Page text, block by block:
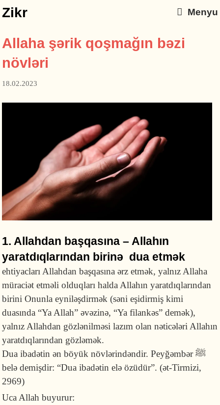
Zikr Menyu
Allaha şərik qoşmağın bəzi
növləri
18.02.2023
1. Allahdan başqasına – Allahın
yaratdıqlarından birinə dua etmək
ehtiyacları Allahdan başqasına ərz etmək, yalnız Allaha
müraciət etməli olduqları halda Allahın yaratdıqlarından
birini Onunla eyniləşdirmək (səni eşidirmiş kimi
duasında “Ya Allah” əvəzinə, “Ya filankəs” demək),
yalnız Allahdan gözlənilməsi lazım olan nəticələri Allahın
yaratdıqlarından gözləmək.
Dua ibadətin ən böyük növlərindəndir. Peyğəmbər ﷺ
belə demişdir: “Dua ibadətin elə özüdür”. (ət-Tirmizi,
2969)
Uca Allah buyurur: